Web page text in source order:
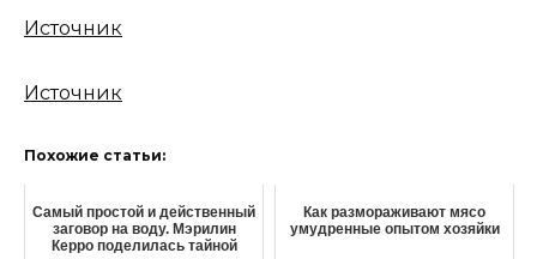
Источник
Источник
Похожие статьи:
Самый простой и действенный
заговор на воду. Мэрилин
Керро поделилась тайной
Как размораживают мясо
умудренные опытом хозяйки